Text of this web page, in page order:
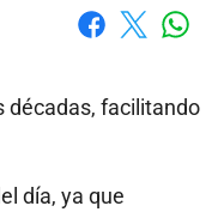
décadas, facilitando
día, ya que